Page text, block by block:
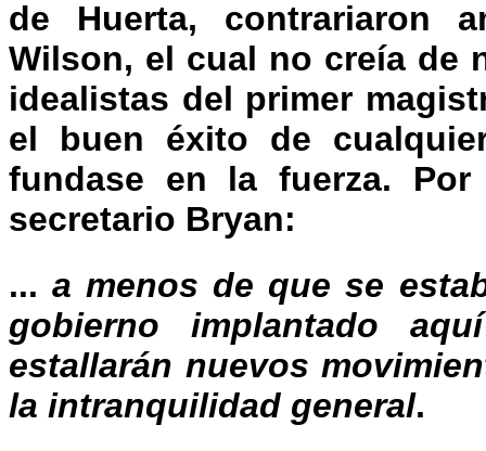
de Huerta, contrariaron
Wilson, el cual no creía de
idealistas del primer
el buen éxito de
fundase en la fuerza.
secretario Bryan:
...a menos de que se
gobierno implantado
estallarán nuevos
la intranquilidad general.